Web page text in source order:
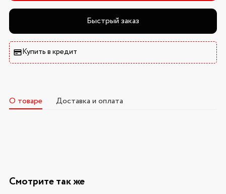
Быстрый заказ
Купить в кредит
О товаре Доставка и оплата
Смотрите так же